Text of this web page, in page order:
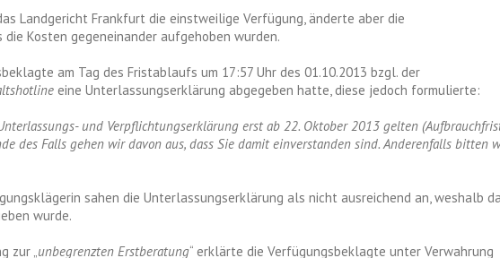
Landgericht Frankfurt die einstweilige Verfügung, änderte aber die
Kosten gegeneinander aufgehoben wurden.
am Tag des Fristablaufs um 17:57 Uhr des 01.10.2013 bzgl. der
eine Unterlassungserklärung abgegeben hatte, diese jedoch formulierte:
und Verpflichtungserklärung erst ab 22. Oktober 2013 gelten
des Falls gehen wir davon aus, dass Sie damit einverstanden sind. Anderenfalls bitten
sahen die Unterlassungserklärung als nicht ausreichend an, weshalb
wurde.
zur „unbegrenzten Erstberatung“ erklärte die Verfügungsbeklagte unter Verwahrung